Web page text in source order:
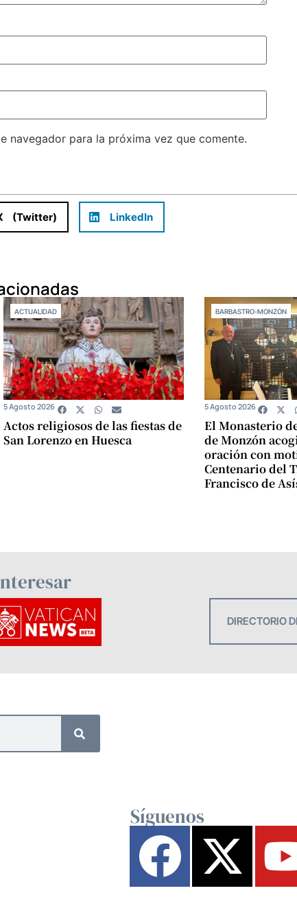
navegador para la próxima vez que comente.
(Twitter) LinkedIn
ACTUALIDAD
Actos religiosos de las fiestas de
San Lorenzo en Huesca
5 Agosto 2026
BARBASTRO-MONZÓN
El Monasterio
de Monzón
oración con
Centenario del
Francisco de
5 Agosto 2026
DIRECTORIO
Síguenos